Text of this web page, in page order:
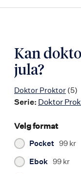
Kan
jula?
Doktor Proktor (5)
Serie: Doktor
Velg format
Pocket 99 kr
Ebok 99 kr